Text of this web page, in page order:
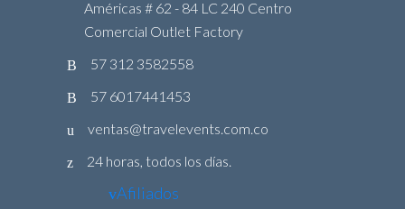
Américas # 62 - 84 LC 240 Centro
Comercial Outlet Factory
57 312 3582558
57 6017441453
ventas@travelevents.com.co
24 horas, todos los días.
Afiliados